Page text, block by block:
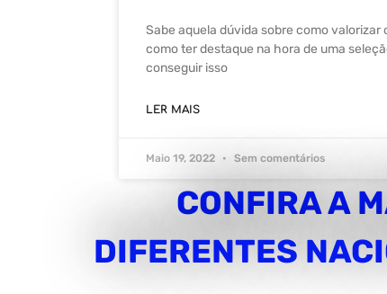
Sabe aquela dúvida sobre como valorizar
como ter destaque na hora de uma
conseguir isso
LER MAIS
Maio 19, 2022 Sem comentários
CONFIRA A
DIFERENTES